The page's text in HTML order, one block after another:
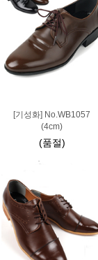
[기성화] No.WB1057
(4cm)
(품절)